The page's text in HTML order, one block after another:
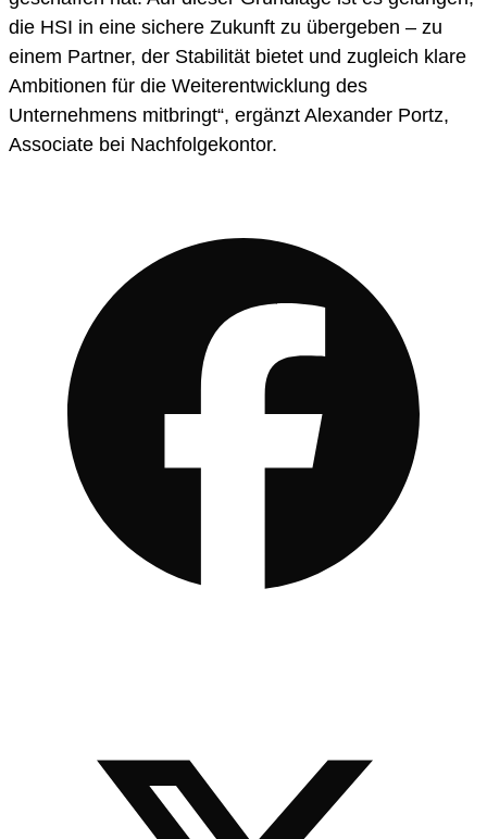
die HSI in eine sichere Zukunft zu übergeben – zu
einem Partner, der Stabilität bietet und zugleich klare
Ambitionen für die Weiterentwicklung des
Unternehmens mitbringt“, ergänzt Alexander Portz,
Associate bei Nachfolgekontor.